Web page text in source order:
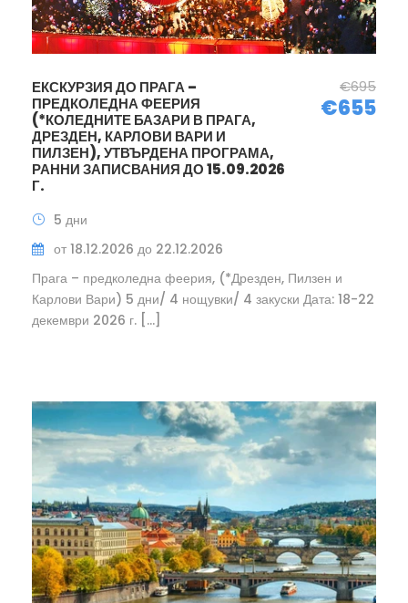
ЕКСКУРЗИЯ ДО ПРАГА –
ПРЕДКОЛЕДНА ФЕЕРИЯ
(*КОЛЕДНИТЕ БАЗАРИ В ПРАГА,
ДРЕЗДЕН, КАРЛОВИ ВАРИ И
ПИЛЗЕН), УТВЪРДЕНА ПРОГРАМА,
РАННИ ЗАПИСВАНИЯ ДО 15.09.2026
Г.
€695
€655
5 дни
от 18.12.2026 до 22.12.2026
Прага – предколедна феерия, (*Дрезден, Пилзен и
Карлови Вари) 5 дни/ 4 нощувки/ 4 закуски Дата: 18-22
декември 2026 г. […]